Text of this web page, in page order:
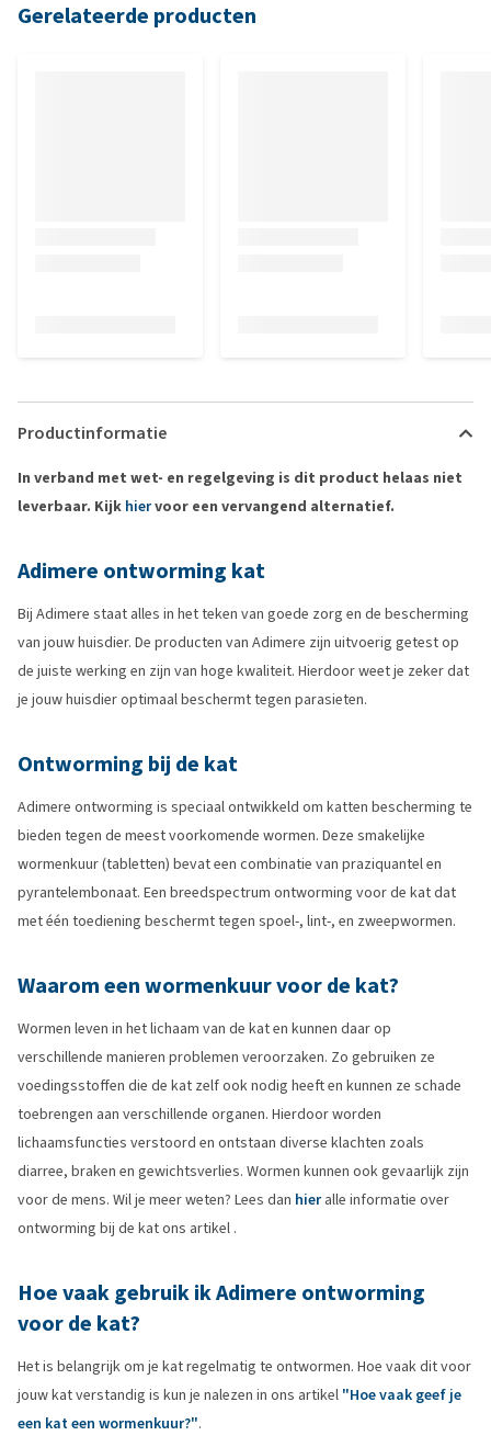
Gerelateerde producten
Productinformatie
In verband met wet- en regelgeving is dit product helaas niet
leverbaar. Kijk hiervoor een vervangend alternatief.
Adimere ontworming kat
Bij Adimere staat alles in het teken van goede zorg en de bescherming
van jouw huisdier. De producten van Adimere zijn uitvoerig getest op
de juiste werking en zijn van hoge kwaliteit. Hierdoor weet je zeker dat
je jouw huisdier optimaal beschermt tegen parasieten.
Ontworming bij de kat
Adimere ontworming is speciaal ontwikkeld om katten bescherming te
bieden tegen de meest voorkomende wormen. Deze smakelijke
wormenkuur (tabletten) bevat een combinatie van praziquantel en
pyrantelembonaat. Een breedspectrum ontworming voor de kat dat
met één toediening beschermt tegen spoel-, lint-, en zweepwormen.
Waarom een wormenkuur voor de kat?
Wormen leven in het lichaam van de kat en kunnen daar op
verschillende manieren problemen veroorzaken. Zo gebruiken ze
voedingsstoffen die de kat zelf ook nodig heeft en kunnen ze schade
toebrengen aan verschillende organen. Hierdoor worden
lichaamsfuncties verstoord en ontstaan diverse klachten zoals
diarree, braken en gewichtsverlies. Wormen kunnen ook gevaarlijk zijn
voor de mens. Wil je meer weten? Lees dan hieralle informatie over
ontworming bij de kat ons artikel .
Hoe vaak gebruik ik Adimere ontworming
voor de kat?
Het is belangrijk om je kat regelmatig te ontwormen. Hoe vaak dit voor
jouw kat verstandig is kun je nalezen in ons artikel "Hoe vaak geef je
een kat een wormenkuur?".